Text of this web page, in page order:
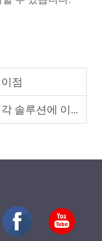
점
션에 이상적인가